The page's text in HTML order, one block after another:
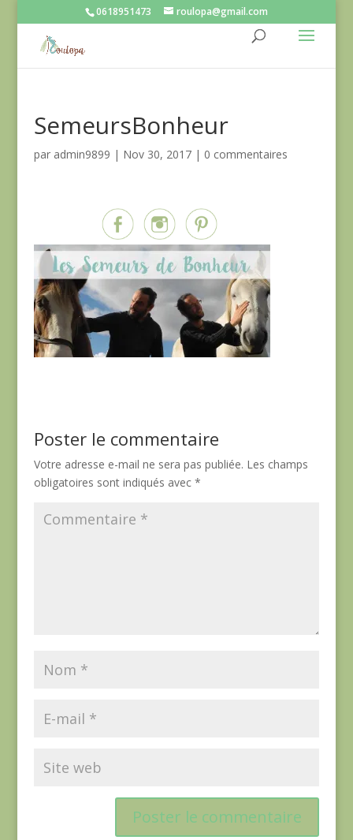
0618951473 roulopa@gmail.com
SemeursBonheur
par admin9899 | Nov 30, 2017| 0 commentaires
Poster le commentaire
Votre adresse e-mail ne sera pas publiée. Les champs
obligatoires sont indiqués avec *